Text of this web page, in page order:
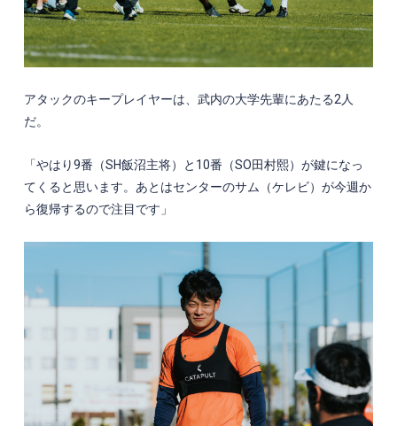
アタックのキープレイヤーは、武内の大学先輩にあたる2 人
だ。
「やはり9番（SH飯沼主将）と 10番（SO田村熙）が鍵になっ
てくると思います。あとはセンターのサム（ケレビ）が今週か
ら復帰するので注目です」